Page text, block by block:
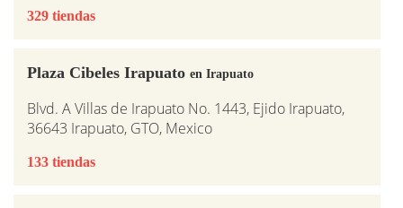
329 tiendas
Plaza Cibeles Irapuato en Irapuato
Blvd. A Villas de Irapuato No. 1443, Ejido Irapuato,
36643 Irapuato, GTO, Mexico
133 tiendas